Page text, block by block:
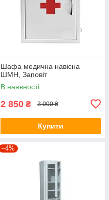
Шафа медична навісна
ШМН, Заповіт
В наявності
2 850 ₴ 3 000 ₴
Купити
–4%